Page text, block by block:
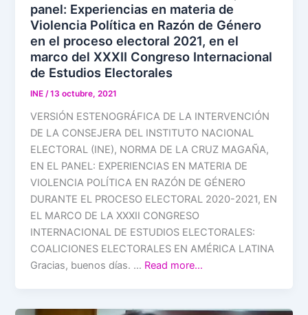
panel: Experiencias en materia de
Violencia Política en Razón de Género
en el proceso electoral 2021, en el
marco del XXXII Congreso Internacional
de Estudios Electorales
INE/13 octubre, 2021
VERSIÓN ESTENOGRÁFICA DE LA INTERVENCIÓN
DE LA CONSEJERA DEL INSTITUTO NACIONAL
ELECTORAL (INE), NORMA DE LA CRUZ MAGAÑA,
EN EL PANEL: EXPERIENCIAS EN MATERIA DE
VIOLENCIA POLÍTICA EN RAZÓN DE GÉNERO
DURANTE EL PROCESO ELECTORAL 2020-2021, EN
EL MARCO DE LA XXXII CONGRESO
INTERNACIONAL DE ESTUDIOS ELECTORALES:
COALICIONES ELECTORALES EN AMÉRICA LATINA
Gracias, buenos días. … Read more…